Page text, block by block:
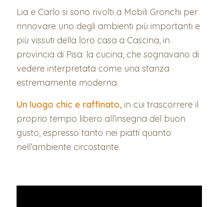
Lia e Carlo si sono rivolti a Mobili Gronchi per
rinnovare uno degli ambienti più importanti e
più vissuti della loro casa a Cascina, in
provincia di Pisa: la cucina, che sognavano di
vedere interpretata come una stanza
estremamente moderna.
Un luogo chic e raffinato,in cui trascorrere il
proprio tempo libero all’insegna del buon
gusto, espresso tanto nei piatti quanto
nell’ambiente circostante.